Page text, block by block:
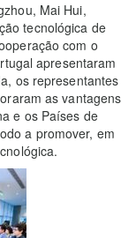
Mai Hui,
tecnológica de
com o
apresentaram
os representantes
as vantagens
e os Países de
a promover, em